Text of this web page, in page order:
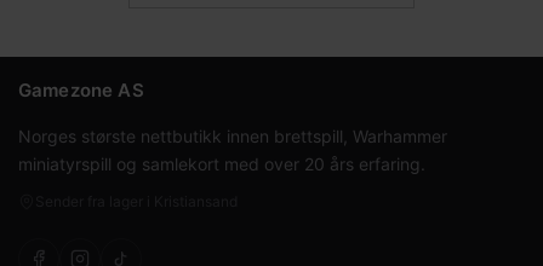
Gamezone AS
Norges største nettbutikk innen brettspill, Warhammer
miniatyrspill og samlekort med over 20 års erfaring.